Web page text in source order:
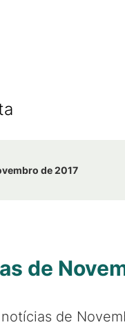
de 2017
de
de